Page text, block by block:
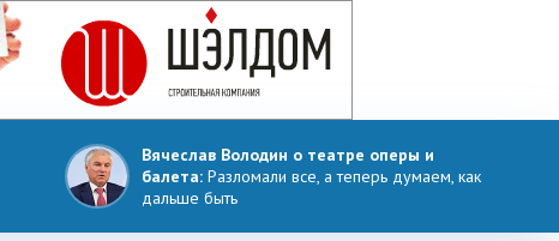
Вячеслав Володин о театре оперы и
балета: Разломали все, а теперь думаем, как
дальше быть